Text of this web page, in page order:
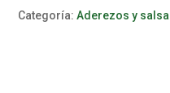
Categoría:Aderezos y salsa